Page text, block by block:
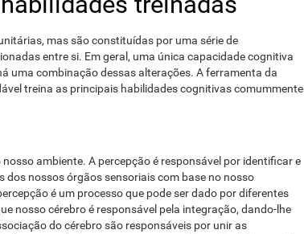
mas são constituídas por uma série de
entre si. Em geral, uma única capacidade cognitiva
uma combinação dessas alterações. A ferramenta da
treina as principais habilidades cognitivas comummente
ambiente. A percepção é responsável por identificar e
dos nossos órgãos sensoriais com base no nosso
é um processo que pode ser dado por diferentes
nosso cérebro é responsável pela integração, dando-lhe
do cérebro são responsáveis ​​por unir as